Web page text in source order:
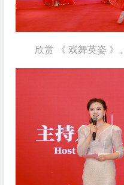
欣赏 《 戏舞英姿 》。